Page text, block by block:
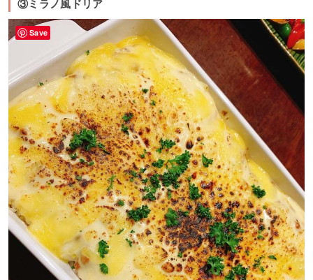
③ミラノ風ドリア
Save